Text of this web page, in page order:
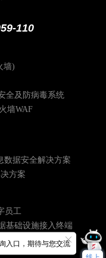
110
墙)
全及防病毒系统
墙WAF
数据安全解决方案
方案
员工
基础设施接入终端
入口，期待与您交流